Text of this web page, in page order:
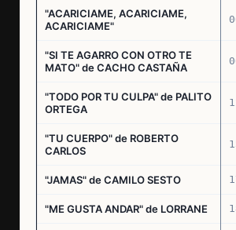
"ACARICIAME, ACARICIAME,
ACARICIAME"
"SI TE AGARRO CON OTRO TE
MATO" de CACHO CASTAÑA
"TODO POR TU CULPA" de PALITO
ORTEGA
"TU CUERPO" de ROBERTO
CARLOS
"JAMAS" de CAMILO SESTO
"ME GUSTA ANDAR" de LORRANE